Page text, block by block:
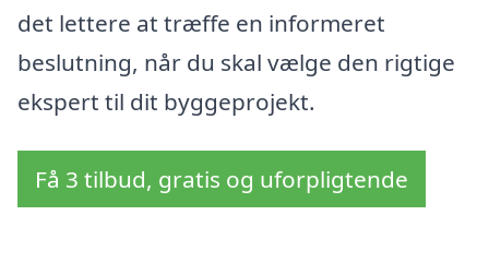
det lettere at træffe en informeret
beslutning, når du skal vælge den rigtige
ekspert til dit byggeprojekt.
Få 3 tilbud, gratis og uforpligtende